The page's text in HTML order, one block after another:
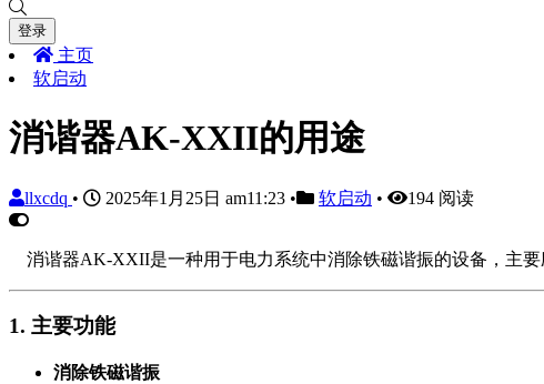
登录
主页
软启动
消谐器AK-XXII的用途
llxcdq • 2025年1月25日 am11:23 • 软启动 • 194 阅读
消谐器AK-XXII是一种用于电力系统中消除铁磁谐振的设备，主
1. 主要功能
消除铁磁谐振